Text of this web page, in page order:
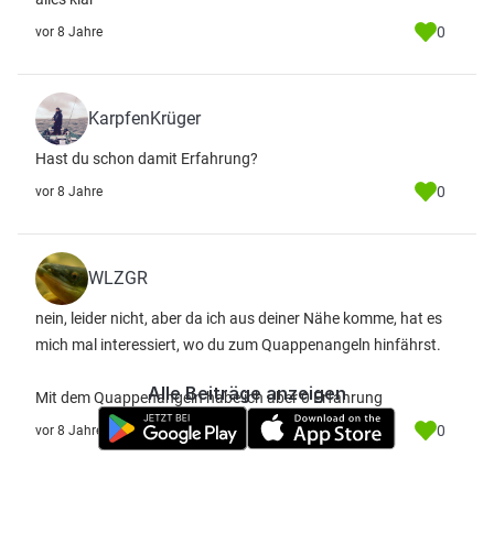
vor 8 Jahre 0
KarpfenKrüger
Hast du schon damit Erfahrung?
vor 8 Jahre 0
WLZGR
nein, leider nicht, aber da ich aus deiner Nähe komme, hat es
mich mal interessiert, wo du zum Quappenangeln hinfährst.
Mit dem Quappenangeln habe ich aber 0 Erfahrung
vor 8 Jahre 0
Alle Beiträge anzeigen